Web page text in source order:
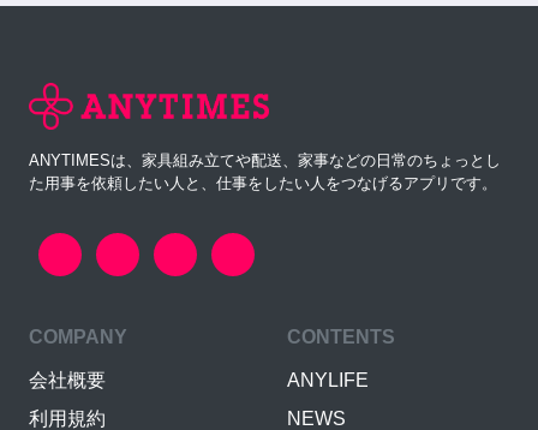
ANYTIMESは、家具組み立てや配送、家事などの日常のちょっとし
た用事を依頼したい人と、仕事をしたい人をつなげるアプリです。
COMPANY
会社概要
利用規約
CONTENTS
ANYLIFE
NEWS